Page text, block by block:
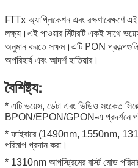
FTTx অ্যাপ্লিকেশন এবং রক্ষণাবেক্ষণে
লক্ষ্য।এই পাওয়ার মিটারটি একই সাথে
অনুমান করতে সক্ষম।এটি PON
অপরিহার্য এবং আদর্শ হাতিয়ার।
বৈশিষ্ট্য:
* এটি ভয়েস, ডেটা এবং ভিডিও সংকেত
BPON/EPON/GPON-এ প্রদর্শনে
* ফাইবারে (1490nm, 1550nm,
পরিমাপ প্রদান করা।
* 1310nm আপস্ট্রিমের বার্স্ট মোড